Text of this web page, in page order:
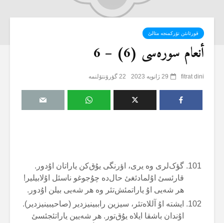
قورئانئن تۆرکمنجە مئالئ
أنعام سورەسی (6) – 6
fitrat dini 29 ژانویه 2023 22 گؤرۆنتۆلنمە
گؤک‌لری وە یری، اؤرنگی یۇق‌کن یاراتان اۇدور.
قارئسئ اۇلمادئغئ حال‌دە چۇجوغو ناسئل اۇلابیلیر!
هر شەیی اۇ یاراتمئش‌تئر وە هر شەیی بیلن اۇدور.
ایشتە اۇ آللاەتئر، سیزین راببینیزدیر (صاحیبینیزدیر).
اۇندان باشقا ایلاە یۇق‌تور. هر شەیین یاراتئجئسئ